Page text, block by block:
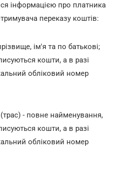
інформацією про платника
переказу коштів:
ім'я та по батькові;
кошти, а в разі
обліковий номер
- повне найменування,
кошти, а в разі
обліковий номер